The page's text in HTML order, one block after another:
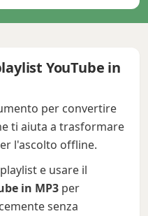
YouTube in
per convertire
ti aiuta a trasformare
l'ascolto offline.
e usare il
in MP3 per
senza